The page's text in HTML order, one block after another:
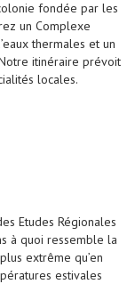
fondée par les
un Complexe
thermales et un
itinéraire prévoit
locales.
Etudes Régionales
à quoi ressemble la
extrême qu’en
estivales